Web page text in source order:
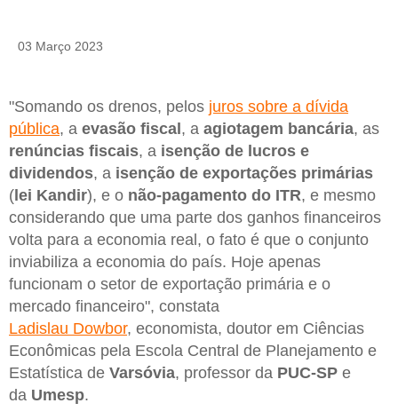
03 Março 2023
"Somando os drenos, pelos juros sobre a dívida
pública, a evasão fiscal , a agiotagem bancária, as
renúncias fiscais, a isenção de lucros e
dividendos, a isenção de exportações primárias
( lei Kandir), e o não-pagamento do ITR, e mesmo
considerando que uma parte dos ganhos financeiros
volta para a economia real, o fato é que o conjunto
inviabiliza a economia do país. Hoje apenas
funcionam o setor de exportação primária e o
mercado financeiro", constata
Ladislau Dowbor, economista, doutor em Ciências
Econômicas pela Escola Central de Planejamento e
Estatística de Varsóvia, professor da PUC-SP e
da Umesp.